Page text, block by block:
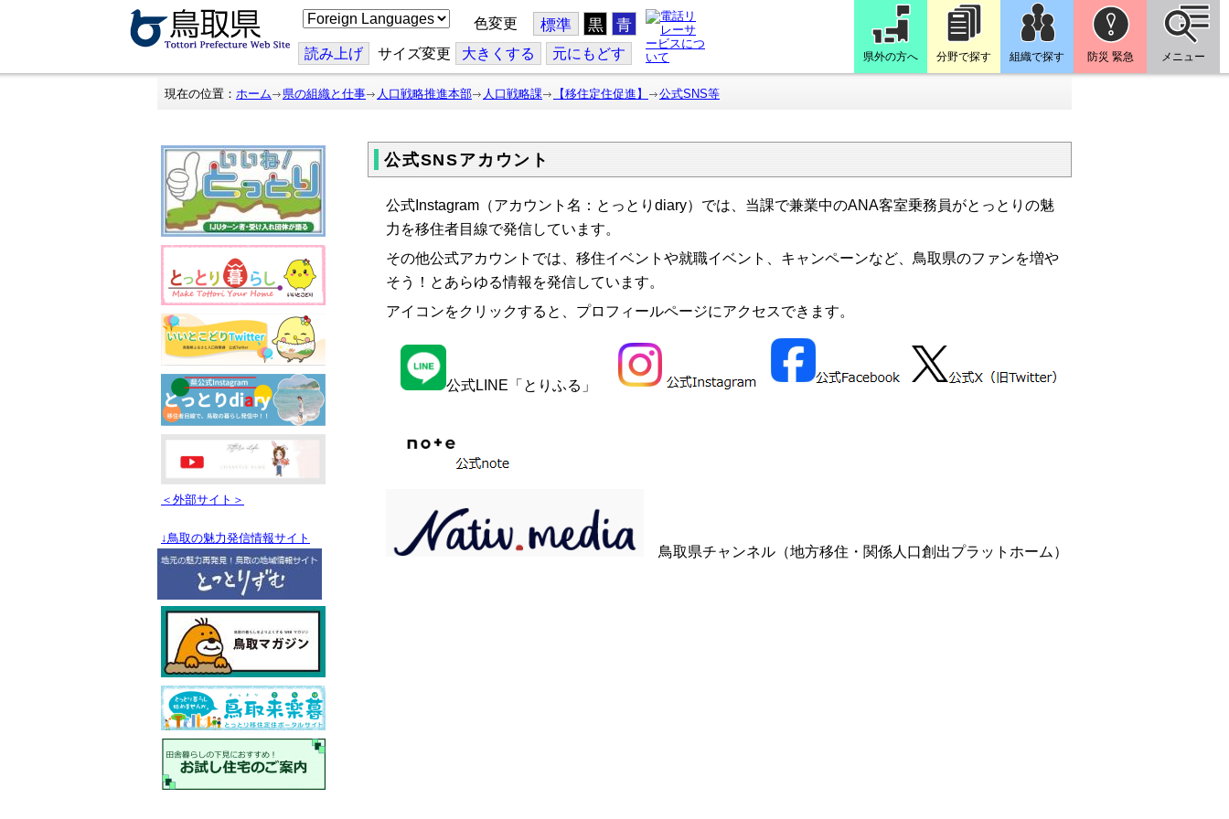
こ
の
ジ
を
翻
色変更 標準 黒 青
読み上げ サイズ変更 大きくする 元にもどす 県外の方へ 分野で探す 組織で探す 防災 緊急 メニュー
現在の位置： ホーム 県の組織と仕事 人口戦略推進本部 人口戦略課 【移住定住促進】 公式SNS等
＜外部サイト＞
↓鳥取の魅力発信情報サイト
公式SNSアカウント
公式Instagram（アカウント名：とっとりdiary）では、当課で兼業中のANA客室乗務員がとっとりの魅
力を移住者目線で発信しています。
その他公式アカウントでは、移住イベントや就職イベント、キャンペーンなど、鳥取県のファンを増や
そう！とあらゆる情報を発信しています。
アイコンをクリックすると、プロフィールページにアクセスできます。
公式LINE「とりふる」
鳥取県チャンネル（地方移住・関係人口創出プラットホーム）